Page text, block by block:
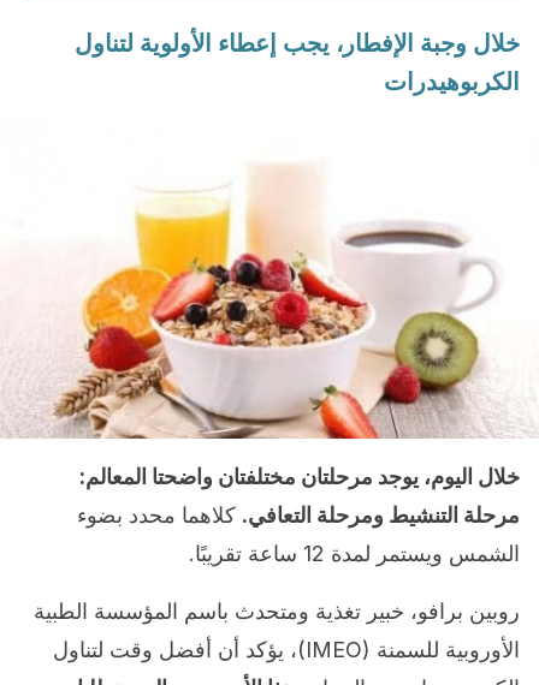
خلال وجبة الإفطار، يجب إعطاء الأولوية لتناول
الكربوهيدرات
خلال اليوم، يوجد مرحلتان مختلفتان واضحتا المعالم:
مرحلة التنشيط ومرحلة التعافي. كلاهما محدد بضوء
الشمس ويستمر لمدة 12 ساعة تقريبًا.
روبين برافو، خبير تغذية ومتحدث باسم المؤسسة الطبية
الأوروبية للسمنة (IMEO)، يؤكد أن أفضل وقت لتناول